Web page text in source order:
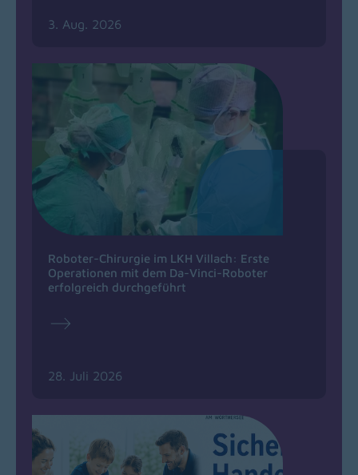
3. Aug. 2026
Roboter-Chirurgie im LKH Villach: Erste
Operationen mit dem Da-Vinci-Roboter
erfolgreich durchgeführt
28. Juli 2026